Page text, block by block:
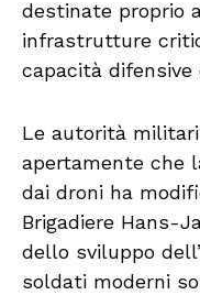
destinate proprio
infrastrutture
capacità
Le autorità
apertamente che
dai droni ha
Brigadiere Hans-
dello sviluppo
soldati moderni